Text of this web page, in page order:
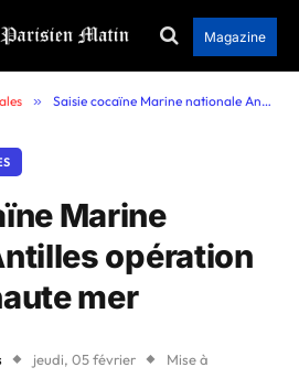
Magazine
» Saisie cocaïne Marine nationale Antilles opération record en haute mer
Marine
opération
mer
jeudi, 05 février Mise à